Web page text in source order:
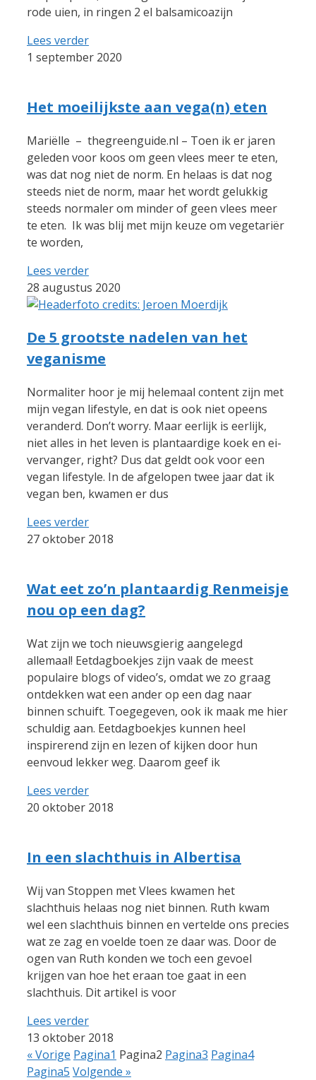
rode uien, in ringen 2 el balsamicoazijn
Lees verder
1 september 2020
Het moeilijkste aan vega(n) eten
Mariëlle – thegreenguide.nl – Toen ik er jaren
geleden voor koos om geen vlees meer te eten,
was dat nog niet de norm. En helaas is dat nog
steeds niet de norm, maar het wordt gelukkig
steeds normaler om minder of geen vlees meer
te eten. Ik was blij met mijn keuze om vegetariër
te worden,
Lees verder
28 augustus 2020
De 5 grootste nadelen van het
veganisme
Normaliter hoor je mij helemaal content zijn met
mijn vegan lifestyle, en dat is ook niet opeens
veranderd. Don’t worry. Maar eerlijk is eerlijk,
niet alles in het leven is plantaardige koek en ei-
vervanger, right? Dus dat geldt ook voor een
vegan lifestyle. In de afgelopen twee jaar dat ik
vegan ben, kwamen er dus
Lees verder
27 oktober 2018
Wat eet zo’n plantaardig Renmeisje
nou op een dag?
Wat zijn we toch nieuwsgierig aangelegd
allemaal! Eetdagboekjes zijn vaak de meest
populaire blogs of video’s, omdat we zo graag
ontdekken wat een ander op een dag naar
binnen schuift. Toegegeven, ook ik maak me hier
schuldig aan. Eetdagboekjes kunnen heel
inspirerend zijn en lezen of kijken door hun
eenvoud lekker weg. Daarom geef ik
Lees verder
20 oktober 2018
In een slachthuis in Albertisa
Wij van Stoppen met Vlees kwamen het
slachthuis helaas nog niet binnen. Ruth kwam
wel een slachthuis binnen en vertelde ons precies
wat ze zag en voelde toen ze daar was. Door de
ogen van Ruth konden we toch een gevoel
krijgen van hoe het eraan toe gaat in een
slachthuis. Dit artikel is voor
Lees verder
13 oktober 2018
« Vorige Pagina1 Pagina2 Pagina3 Pagina4
Pagina5 Volgende »